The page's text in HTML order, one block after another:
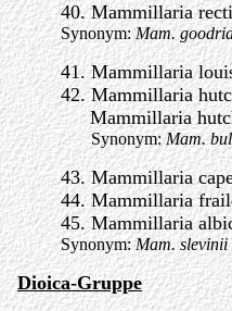
40. Mammillaria
Synonym:Mam.
41. Mammillaria
42. Mammillaria
Mammillaria
Synonym:Mam.
43. Mammillaria
44. Mammillaria
45. Mammillaria
Synonym:Mam. slevinii
Dioica-Gruppe